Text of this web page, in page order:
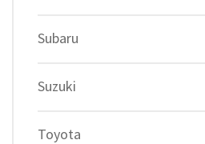
Subaru
Suzuki
Toyota